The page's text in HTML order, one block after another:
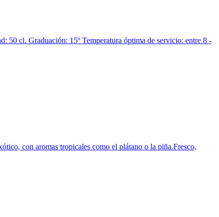
50 cl. Graduación: 15º Temperatura óptima de servicio: entre 8 -
con aromas tropicales como el plátano o la piña.Fresco,